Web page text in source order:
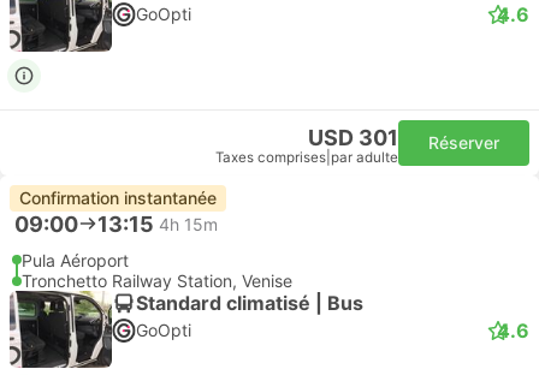
GoOpti 4.6
USD 301
Taxes comprises par adulte
Réserver
Confirmation instantanée
09:00 13:15 4h 15m
Pula Aéroport
Tronchetto Railway Station, Venise
Standard climatisé | Bus
GoOpti 4.6